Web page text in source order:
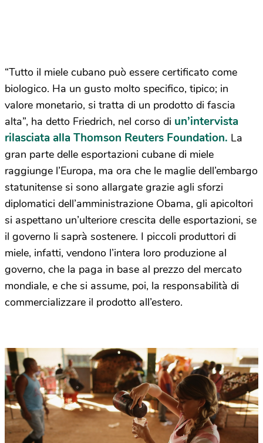
“Tutto il miele cubano può essere certificato come
biologico. Ha un gusto molto specifico, tipico; in
valore monetario, si tratta di un prodotto di fascia
alta”, ha detto Friedrich, nel corso di un’intervista
rilasciata alla Thomson Reuters Foundation. La
gran parte delle esportazioni cubane di miele
raggiunge l’Europa, ma ora che le maglie dell’embargo
statunitense si sono allargate grazie agli sforzi
diplomatici dell’amministrazione Obama, gli apicoltori
si aspettano un’ulteriore crescita delle esportazioni, se
il governo li saprà sostenere. I piccoli produttori di
miele, infatti, vendono l’intera loro produzione al
governo, che la paga in base al prezzo del mercato
mondiale, e che si assume, poi, la responsabilità di
commercializzare il prodotto all’estero.